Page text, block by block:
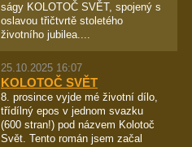
ságy KOLOTOČ SVĚT, spojený s
oslavou třičtvrtě stoletého
životního jubilea....
25.10.2025 16:07
KOLOTOČ SVĚT
8. prosince vyjde mé životní dílo,
třídílný epos v jednom svazku
(600 stran!) pod názvem Kolotoč
Svět. Tento román jsem začal